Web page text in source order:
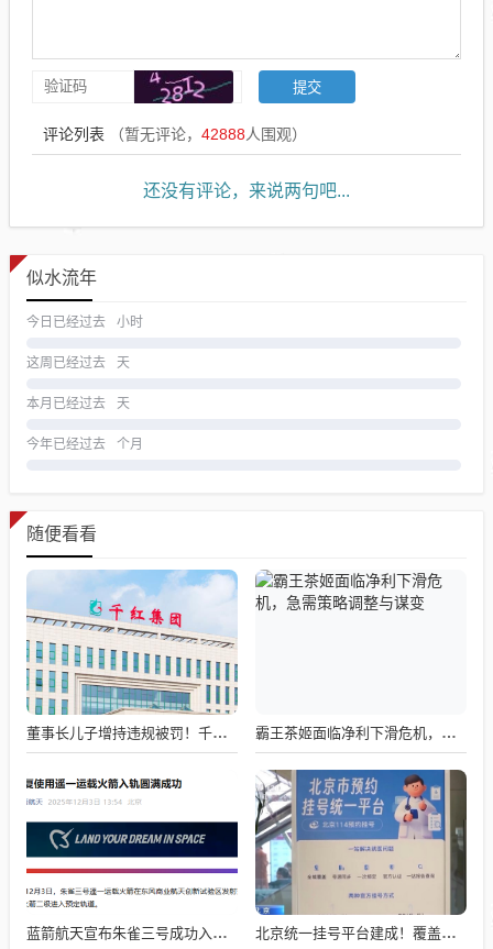
评论列表 （暂无评论， 42888人围观）
还没有评论，来说两句吧...
似水流年
今日已经过去 小时
这周已经过去 天
本月已经过去 天
今年已经过去 个月
随便看看
董事长儿子增持违规被罚！千红制药市值128亿，半年净赚2.58亿却踩雷信托5年 霸王茶姬面临净利下滑危机，急需策略调整与谋变
蓝箭航天宣布朱雀三号成功入轨，技术突破五大项，深入排查回收失败原因 北京统一挂号平台建成！覆盖近300家二三甲医院号源